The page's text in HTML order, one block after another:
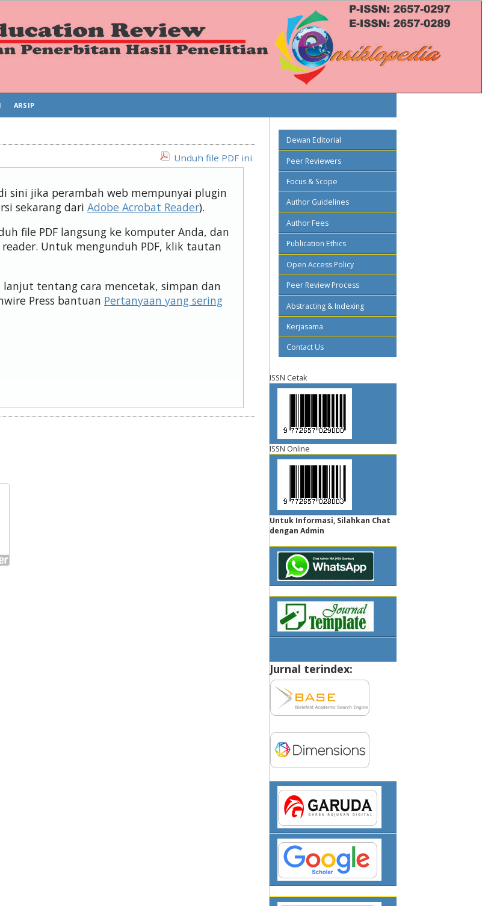
Dewan Editorial
Peer Reviewers
Focus & Scope
Author Guidelines
Author Fees
Publication Ethics
Open Access Policy
Peer Review Process
Abstracting & Indexing
Kerjasama
Contact Us
ISSN Cetak
ISSN Online
Untuk Informasi, Silahkan Chat
dengan Admin
Jurnal terindex:
ARSIP
Unduh file PDF ini
sini jika perambah web mempunyai plugin
sekarang dari Adobe Acrobat Reader).
file PDF langsung ke komputer Anda, dan
Untuk mengunduh PDF, klik tautan
tentang cara mencetak, simpan dan
Press bantuan Pertanyaan yang sering